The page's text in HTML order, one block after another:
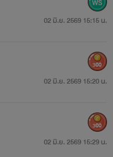
02 มิ.ย. 2569 15:15 น.
02 มิ.ย. 2569 15:20 น.
300
02 มิ.ย. 2569 15:29 น.
300